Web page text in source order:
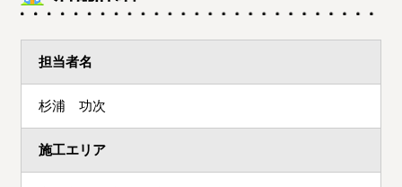
担当者名
杉浦 功次
施工エリア